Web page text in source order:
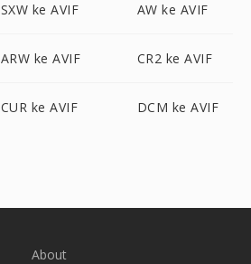
SXW ke AVIF AW ke AVIF
ARW ke AVIF CR2 ke AVIF
CUR ke AVIF DCM ke AVIF
About